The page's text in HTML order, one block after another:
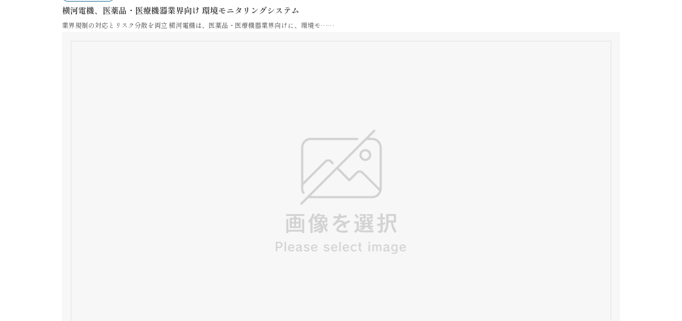
横河電機、医薬品・医療機器業界向け 環境モニタリングシステム
業界規制の対応とリスク分散を両立 横河電機は、医薬品・医療機器業界向けに、環境モ……